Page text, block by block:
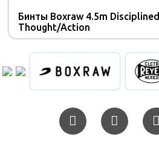
Бинты Boxraw 4.5m Disciplined
Thought/Action